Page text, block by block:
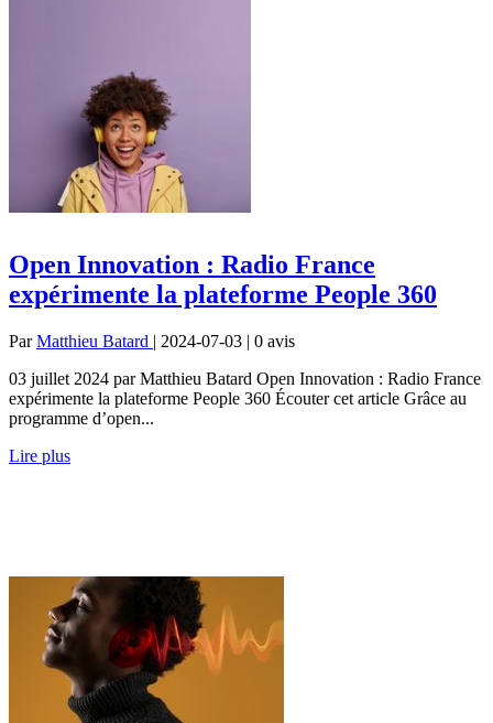
Open Innovation : Radio France
expérimente la plateforme People 360
ParMatthieu Batard | 2024-07-03 | 0 avis
03 juillet 2024 par Matthieu Batard Open Innovation : Radio France
expérimente la plateforme People 360 Écouter cet article Grâce au
programme d’open...
Lire plus